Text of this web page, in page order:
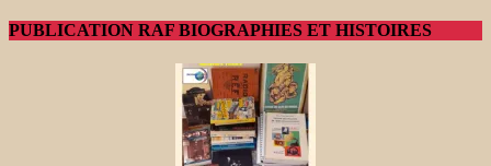
PUBLICATION RAF BIOGRAPHIES ET HISTOIRES